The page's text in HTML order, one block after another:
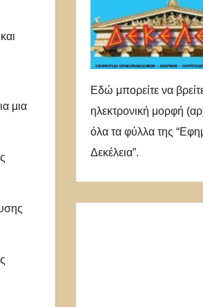
μια
Εδώ μπορείτε να
ηλεκτρονική μορφή
όλα τα φύλλα της
Δεκέλεια”.